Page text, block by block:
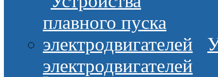
электродвигателей